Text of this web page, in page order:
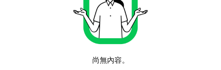
尚無內容。